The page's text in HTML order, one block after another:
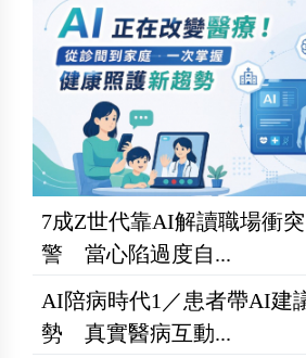
7成Z世代靠AI解讀職場衝
警 當心陷過度自...
AI陪病時代1／患者帶AI建
勢 真實醫病互動...